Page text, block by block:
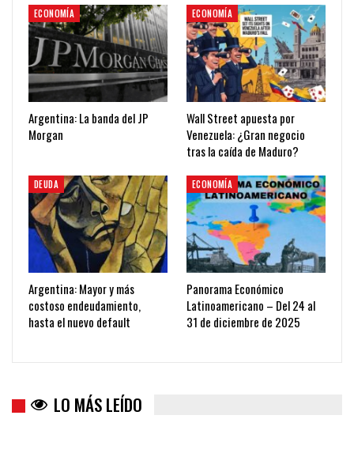
ECONOMÍA
Argentina: La banda del JP
Morgan
ECONOMÍA
Wall Street apuesta por
Venezuela: ¿Gran negocio
tras la caída de Maduro?
DEUDA
Argentina: Mayor y más
costoso endeudamiento,
hasta el nuevo default
ECONOMÍA
Panorama Económico
Latinoamericano – Del 24 al
31 de diciembre de 2025
LO MÁS LEÍDO